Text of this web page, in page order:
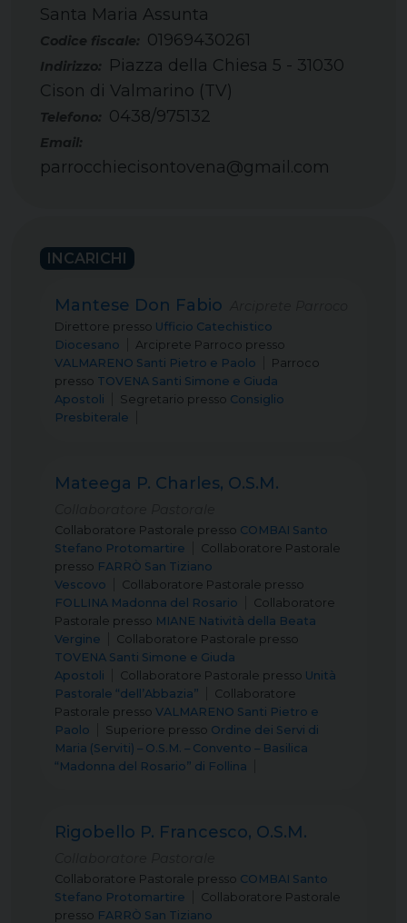
Santa Maria Assunta
Codice fiscale: 01969430261
Telefono: 0438/975132
Email:
parrocchiecisontovena@gmail.com
Indirizzo:
Piazza della Chiesa 5 - 31030
Cison di Valmarino (TV)
INCARICHI
Mantese Don Fabio
Direttore presso Ufficio Catechistico
Diocesano
Arciprete Parroco presso
VALMARENO Santi Pietro e Paolo
Parroco
presso TOVENA Santi Simone e Giuda
Apostoli
Segretario presso Consiglio
Presbiterale
Mateega P. Charles, O.S.M.
Collaboratore Pastorale presso COMBAI Santo
Stefano Protomartire
Collaboratore Pastorale
presso FARRÒ San Tiziano
Vescovo
Collaboratore Pastorale presso
FOLLINA Madonna del Rosario
Collaboratore
Pastorale presso MIANE Natività della Beata
Vergine
Collaboratore Pastorale presso
TOVENA Santi Simone e Giuda
Apostoli
Collaboratore Pastorale presso Unità
Pastorale “dell’Abbazia”
Collaboratore
Pastorale presso VALMARENO Santi Pietro e
Paolo
Superiore presso Ordine dei Servi di
Maria (Serviti) – O.S.M. – Convento – Basilica
“Madonna del Rosario” di Follina
Rigobello P. Francesco, O.S.M.
Collaboratore Pastorale presso COMBAI Santo
Stefano Protomartire
Collaboratore Pastorale
presso FARRÒ San Tiziano